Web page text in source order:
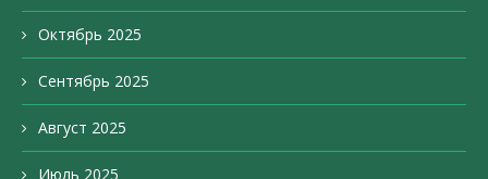
Октябрь 2025
Сентябрь 2025
Август 2025
Июль 2025